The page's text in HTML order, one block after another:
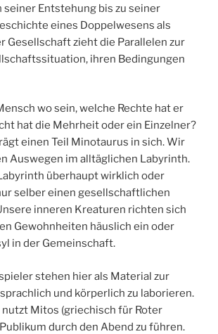
seiner Entstehung bis zu seiner
eines Doppelwesens als
Gesellschaft zieht die Parallelen zur
ihren Bedingungen
wo sein, welche Rechte hat er
hat die Mehrheit oder ein Einzelner?
einen Teil Minotaurus in sich. Wir
Auswegen im alltäglichen Labyrinth.
überhaupt wirklich oder
selber einen gesellschaftlichen
inneren Kreaturen richten sich
Gewohnheiten häuslich ein oder
in der Gemeinschaft.
stehen hier als Material zur
und körperlich zu laborieren.
nutzt Mitos (griechisch für Roter
durch den Abend zu führen.